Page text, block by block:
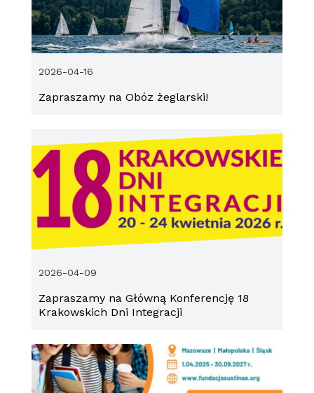
Zapraszamy na Obóz żeglarski!
2026-04-16
Zapraszamy na Główną Konferencję 18
Krakowskich Dni Integracji
2026-04-09